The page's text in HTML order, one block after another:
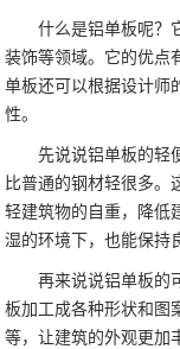
什么是铝单板呢？
装饰等领域。它的优点
单板还可以根据设计师
性。
先说说铝单板的轻
比普通的钢材轻很多。
轻建筑物的自重，降低
湿的环境下，也能保持
再来说说铝单板的
板加工成各种形状和图
等，让建筑的外观更加